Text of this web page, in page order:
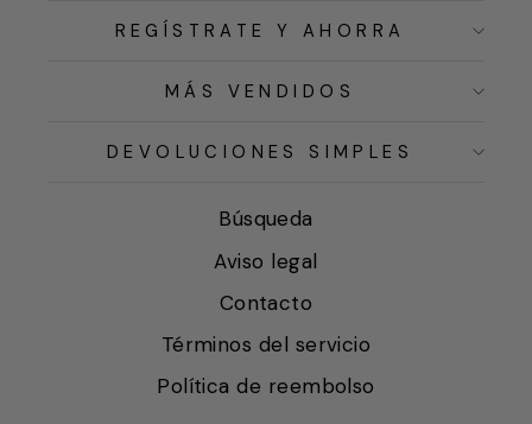
REGÍSTRATE Y AHORRA
MÁS VENDIDOS
DEVOLUCIONES SIMPLES
Búsqueda
Aviso legal
Contacto
Términos del servicio
Política de reembolso